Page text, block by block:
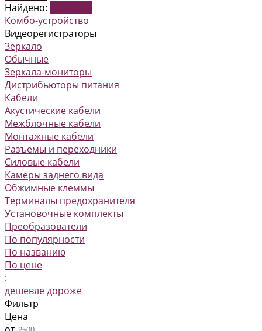
Найдено:
Комбо-устройство
Видеорегистраторы
Зеркало
Обычные
Зеркала-мониторы
Дистрибьюторы питания
Кабели
Акустические кабели
Межблочные кабели
Монтажные кабели
Разъемы и переходники
Силовые кабели
Камеры заднего вида
Обжимные клеммы
Терминалы предохранителя
Установочные комплекты
Преобразователи
По популярности
По названию
По цене
:
дешевледороже
Фильтр
Цена